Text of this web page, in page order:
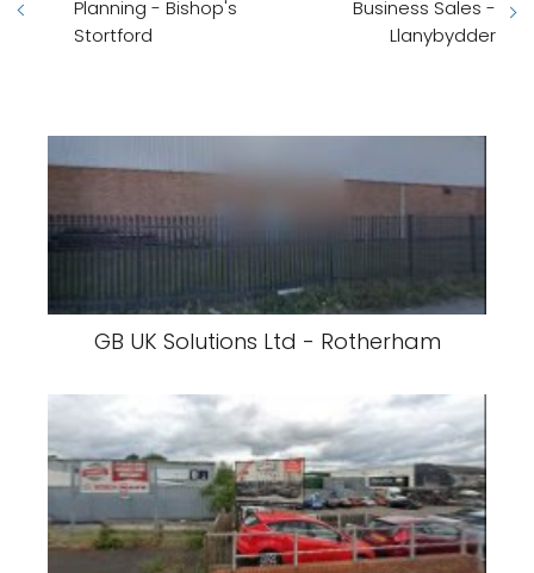
Planning - Bishop's
Stortford
Business Sales -
Llanybydder
GB UK Solutions Ltd - Rotherham